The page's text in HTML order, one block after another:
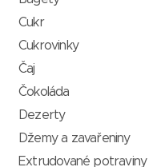
Cukr
Cukrovinky
Čaj
Čokoláda
Dezerty
Džemy a zavařeniny
Extrudované potraviny